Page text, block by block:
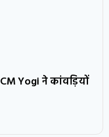
Yogi ने कांवड़ियों